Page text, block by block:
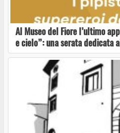
Al Museo del Fiore l’ultimo
e cielo”: una serata dedicata
Latera:
Comunità
Latera: Si